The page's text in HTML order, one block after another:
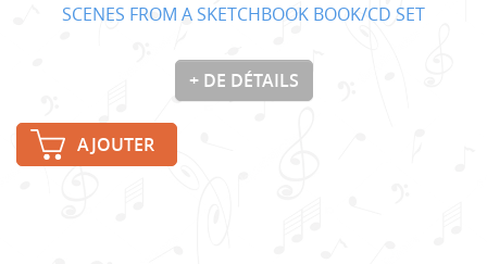
SCENES FROM A SKETCHBOOK BOOK/CD SET
+ DE DÉTAILS
AJOUTER